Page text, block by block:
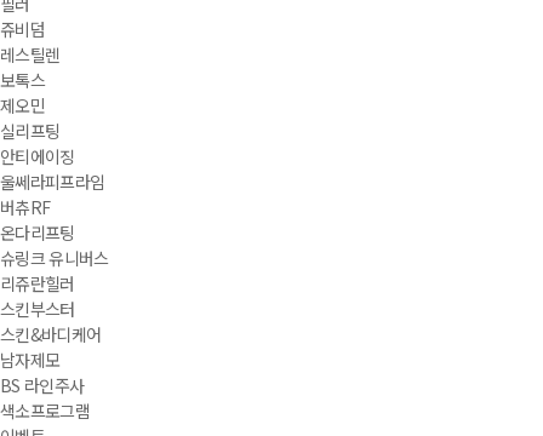
쥬비덤
레스틸렌
보톡스
제오민
실리프팅
안티에이징
울쎄라피프라임
버츄RF
온다리프팅
슈링크 유니버스
리쥬란힐러
스킨부스터
스킨&바디케어
남자제모
BS 라인주사
색소프로그램